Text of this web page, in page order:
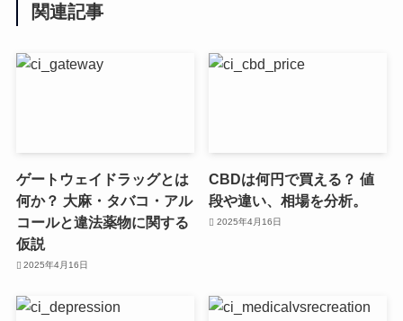
関連記事
ゲートウェイドラッグとは
何か？ 大麻・タバコ・アル
コールと違法薬物に関する
仮説
2025年4月16日
CBDは何円で買える？ 値
段や違い、相場を分析。
2025年4月16日